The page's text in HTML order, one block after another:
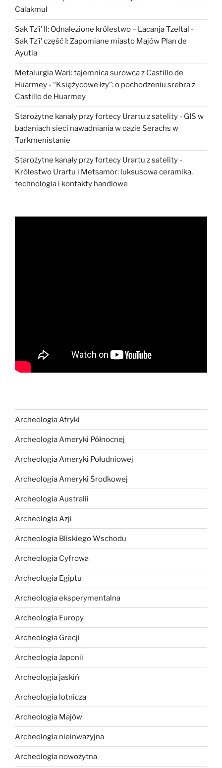
Calakmul
Sak Tz’i’ II: Odnalezione królestwo – Lacanja Tzeltal -
Sak Tz’i’ część I: Zapomiane miasto Majów Plan de
Ayutla
Metalurgia Wari: tajemnica surowca z Castillo de
Huarmey - “Księżycowe łzy”: o pochodzeniu srebra z
Castillo de Huarmey
Starożytne kanały przy fortecy Urartu z satelity - GIS w
badaniach sieci nawadniania w oazie Serachs w
Turkmenistanie
Starożytne kanały przy fortecy Urartu z satelity -
Królestwo Urartu i Metsamor: luksusowa ceramika,
technologia i kontakty handlowe
Archeologia Afryki
Archeologia Ameryki Północnej
Archeologia Ameryki Południowej
Archeologia Ameryki Środkowej
Archeologia Australii
Archeologia Azji
Archeologia Bliskiego Wschodu
Archeologia Cyfrowa
Archeologia Egiptu
Archeologia eksperymentalna
Archeologia Europy
Archeologia Grecji
Archeologia Japonii
Archeologia jaskiń
Archeologia lotnicza
Archeologia Majów
Archeologia nieinwazyjna
Archeologia nowożytna